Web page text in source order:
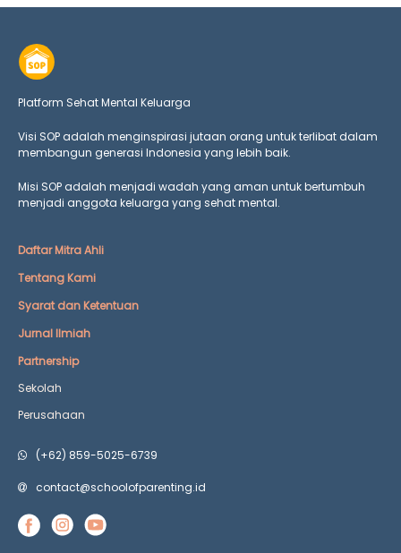
Platform Sehat Mental Keluarga
Visi SOP adalah menginspirasi jutaan orang untuk terlibat dalam
membangun generasi Indonesia yang lebih baik.
Misi SOP adalah menjadi wadah yang aman untuk bertumbuh
menjadi anggota keluarga yang sehat mental.
Daftar Mitra Ahli
Tentang Kami
Syarat dan Ketentuan
Jurnal Ilmiah
Partnership
Sekolah
Perusahaan
(+62) 859-5025-6739
contact@schoolofparenting.id